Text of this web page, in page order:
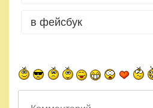
в фейсбук